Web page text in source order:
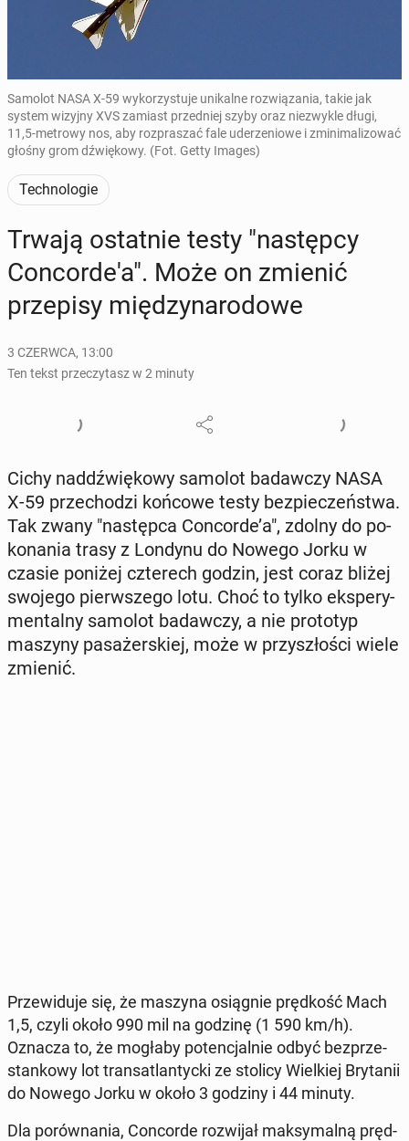
Samolot NASA X-59 wykorzystuje unikalne rozwiązania, takie jak
system wizyjny XVS zamiast przedniej szyby oraz niezwykle długi,
11,5-metrowy nos, aby rozpraszać fale uderzeniowe i zminimalizować
głośny grom dźwiękowy. (Fot. Getty Images)
Technologie
Trwają ostat­nie testy "na­stęp­cy
Con­cor­de­'a". Może on zmienić
prze­pi­sy mię­dzy­na­ro­do­we
3 CZERWCA, 13:00
Ten tekst przeczytasz w 2 minuty
Cichy nad­dźwię­ko­wy samolot ba­daw­czy NASA
X-59 prze­cho­dzi końcowe testy bez­pie­czeń­stwa.
Tak zwany "na­stęp­ca Con­cor­de’a", zdolny do po­
ko­na­nia trasy z Londynu do Nowego Jorku w
czasie poniżej czte­rech godzin, jest coraz bliżej
swojego pierw­sze­go lotu. Choć to tylko eks­pe­ry­
men­tal­ny samolot ba­daw­czy, a nie pro­to­typ
maszyny pa­sa­żer­skiej, może w przy­szło­ści wiele
zmienić.
Prze­wi­du­je się, że maszyna osią­gnie pręd­kość Mach
1,5, czyli około 990 mil na godzinę (1 590 km/h).
Oznacza to, że mogłaby po­ten­cjal­nie odbyć bez­prze­
stan­ko­wy lot trans­atlan­tyc­ki ze stolicy Wiel­kiej Bry­ta­nii
do Nowego Jorku w około 3 godziny i 44 minuty.
Dla po­rów­na­nia, Con­cor­de roz­wi­jał mak­sy­mal­ną pręd­